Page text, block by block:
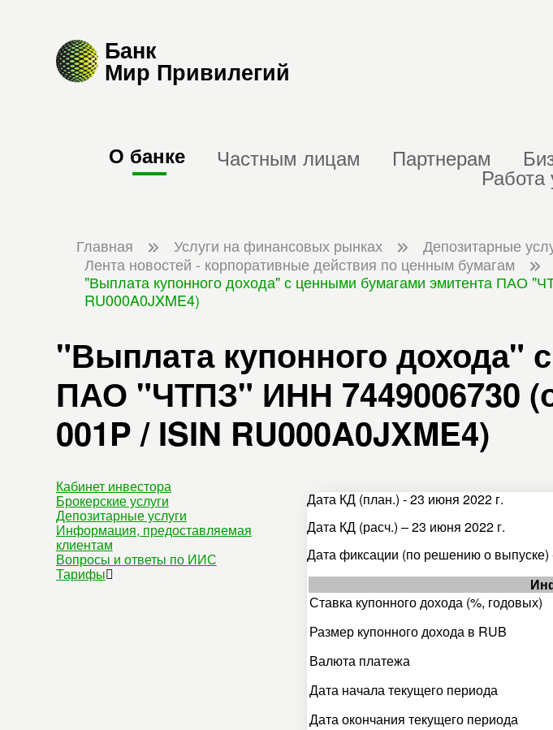
Банк
Мир Привилегий
О банке Частным лицам Партнерам
Работа
Главная Услуги на финансовых рынках
Депозитарные
Лента новостей - корпоративные действия по ценным бумагам
"Выплата купонного дохода" с ценными бумагами эмитента ПАО
RU000A0JXME4)
"Выплата купонного дохода"
ПАО "ЧТПЗ" ИНН 7449006730
001P / ISIN RU000A0JXME4)
Кабинет инвестора
Брокерские услуги
Депозитарные услуги
Информация, предоставляемая
клиентам
Вопросы и ответы по ИИС
Тарифы
Дата КД (план.) - 23 июня 2022 г.
Дата КД (расч.) – 23 июня 2022 г.
Дата фиксации (по решению о выпуске)
Ставка купонного дохода (%, годовых)
Размер купонного дохода в RUB
Валюта платежа
Дата начала текущего периода
Дата окончания текущего периода